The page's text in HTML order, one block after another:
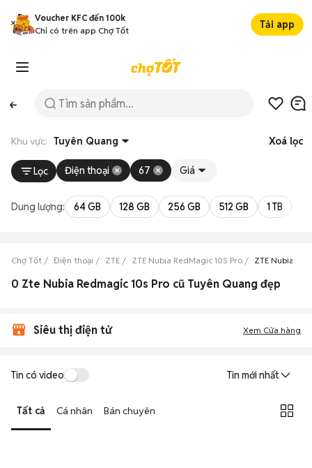
Voucher KFC đến 100k
Chỉ có trên app Chợ Tốt
Tải app
Khu vực: Tuyên Quang Xoá lọc
Lọc Điện thoại 67 Giá
Dung lượng: 64 GB 128 GB 256 GB 512 GB 1 TB
Chợ Tốt Điện thoại ZTE ZTE Nubia RedMagic 10S Pro ZTE Nubia
0 Zte Nubia Redmagic 10s Pro cũ Tuyên Quang đẹp
Siêu thị điện tử Xem Cửa hàng
Tin có video Tin mới nhất
Tất cả Cá nhân Bán chuyên